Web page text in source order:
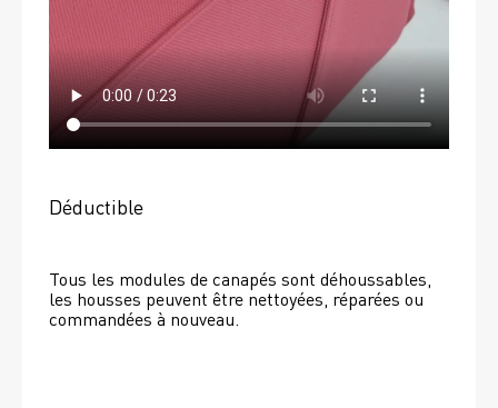
Déductible
Tous les modules de canapés sont déhoussables,
les housses peuvent être nettoyées, réparées ou
commandées à nouveau.